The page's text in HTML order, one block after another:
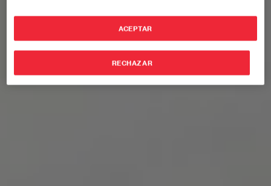
RECHAZAR
ACEPTAR